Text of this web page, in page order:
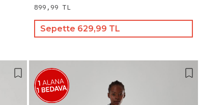
899,99 TL
Sepette 629,99 TL